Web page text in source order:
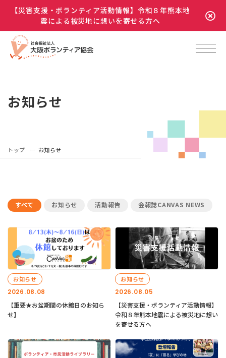
【災害支援・ボランティア活動情報】令和８年熊本地
震による被災地に想いを寄せる方へ
お知らせ
トップ お知らせ
すべて お知らせ 活動報告 会報誌CANVAS NEWS
2026.08.08
お知らせ
【重要★お盆期間の休館日のお知ら
せ】
2026.08.05
お知らせ
【災害支援・ボランティア活動情報】
令和８年熊本地震による被災地に想い
を寄せる方へ